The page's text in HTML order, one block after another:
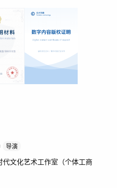
导演
代文化艺术工作室（个体工商